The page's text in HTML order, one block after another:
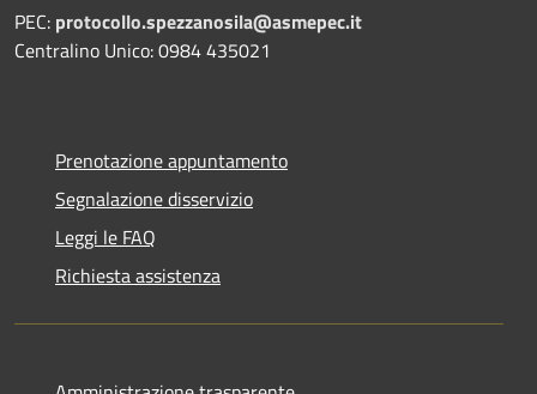
PEC: protocollo.spezzanosila@asmepec.it
Centralino Unico: 0984 435021
Prenotazione appuntamento
Segnalazione disservizio
Leggi le FAQ
Richiesta assistenza